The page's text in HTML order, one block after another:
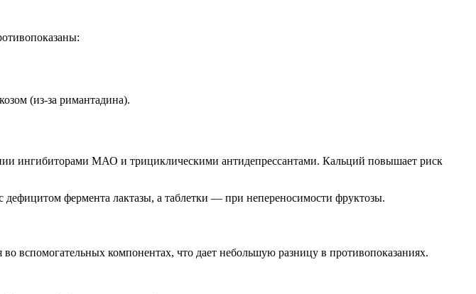
(из-за римантадина).
ингибиторами МАО и трициклическими антидепрессантами. Кальций повышает риск
фермента лактазы, а таблетки — при непереносимости фруктозы.
вспомогательных компонентах, что дает небольшую разницу в противопоказаниях.